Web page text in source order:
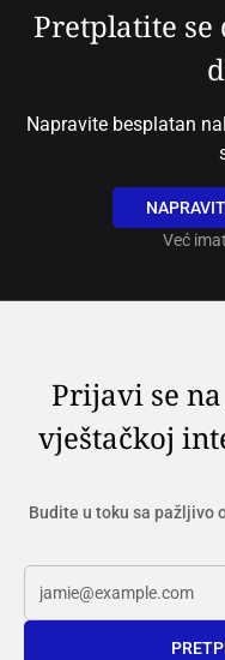
Pretplatite
Napravite besplatan
Već
Prijavi se
vještačkoj
Budite u toku sa pažljivo